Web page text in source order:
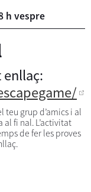
h vespre
enllaç:
teu grup d’amics i al
al fi nal. L’activitat
de fer les proves